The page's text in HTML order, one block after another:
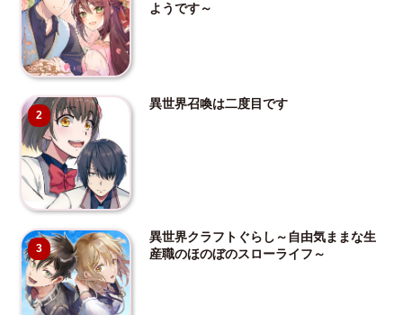
ようです～
2
異世界召喚は二度目です
3
異世界クラフトぐらし～自由気ままな生
産職のほのぼのスローライフ～